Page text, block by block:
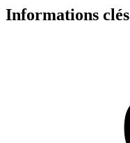
Informations clés